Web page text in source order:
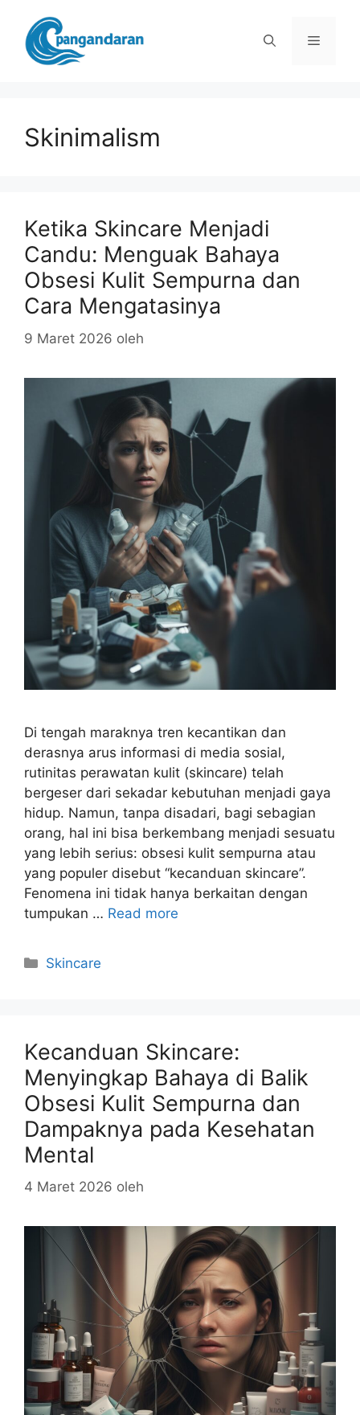
Menu
Skinimalism
Ketika Skincare Menjadi
Candu: Menguak Bahaya
Obsesi Kulit Sempurna dan
Cara Mengatasinya
9 Maret 2026 oleh
Di tengah maraknya tren kecantikan dan
derasnya arus informasi di media sosial,
rutinitas perawatan kulit (skincare) telah
bergeser dari sekadar kebutuhan menjadi gaya
hidup. Namun, tanpa disadari, bagi sebagian
orang, hal ini bisa berkembang menjadi sesuatu
yang lebih serius: obsesi kulit sempurna atau
yang populer disebut “kecanduan skincare”.
Fenomena ini tidak hanya berkaitan dengan
tumpukan … Read more
Kategori
Skincare
Kecanduan Skincare:
Menyingkap Bahaya di Balik
Obsesi Kulit Sempurna dan
Dampaknya pada Kesehatan
Mental
4 Maret 2026 oleh